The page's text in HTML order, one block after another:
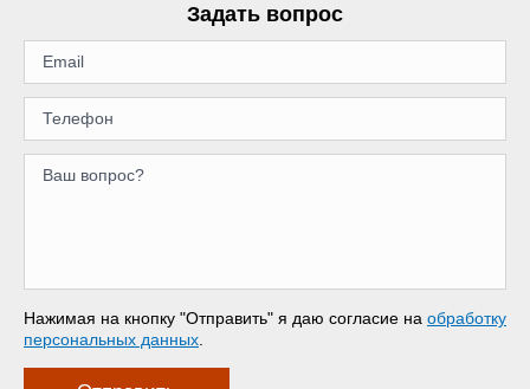
Задать вопрос
Нажимая на кнопку "Отправить" я даю согласие на обработку
персональных данных